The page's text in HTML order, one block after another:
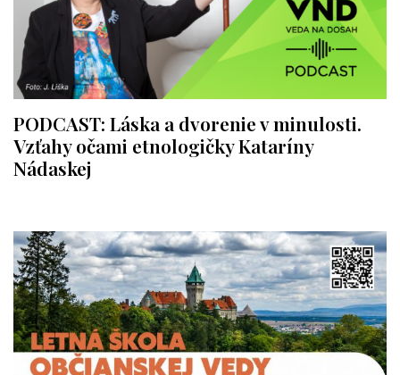
PODCAST: Láska a dvorenie v minulosti.
Vzťahy očami etnologičky Kataríny
Nádaskej